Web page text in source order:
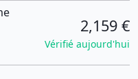
2,159 €
Vérifié aujourd'hui